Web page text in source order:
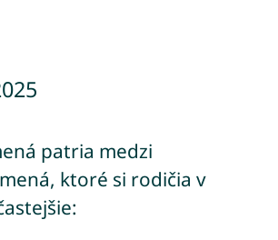
patria medzi
ktoré si rodičia v